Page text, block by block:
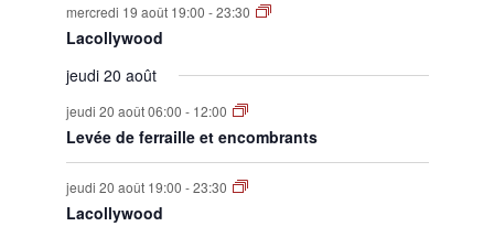
mercredi 19 août 19:00 -23:30
Lacollywood
jeudi 20 août
jeudi 20 août 06:00 - 12:00
Levée de ferraille et encombrants
jeudi 20 août 19:00 -23:30
Lacollywood